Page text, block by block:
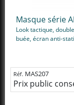
Masque série
Look tactique,
buée, écran anti-
Réf. MAS207
Prix public